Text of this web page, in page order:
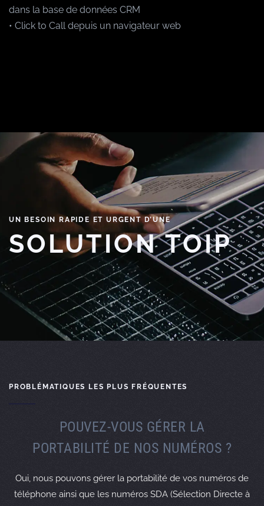
dans la base de données CRM
• Click to Call depuis un navigateur web
UN BESOIN RAPIDE ET URGENT D’UNE
SOLUTION TOIP
PROBLÉMATIQUES LES PLUS FRÉQUENTES
POUVEZ-VOUS GÉRER LA
PORTABILITÉ DE NOS NUMÉROS ?
Oui, nous pouvons gérer la portabilité de vos numéros de
téléphone ainsi que les numéros SDA (Sélection Directe à